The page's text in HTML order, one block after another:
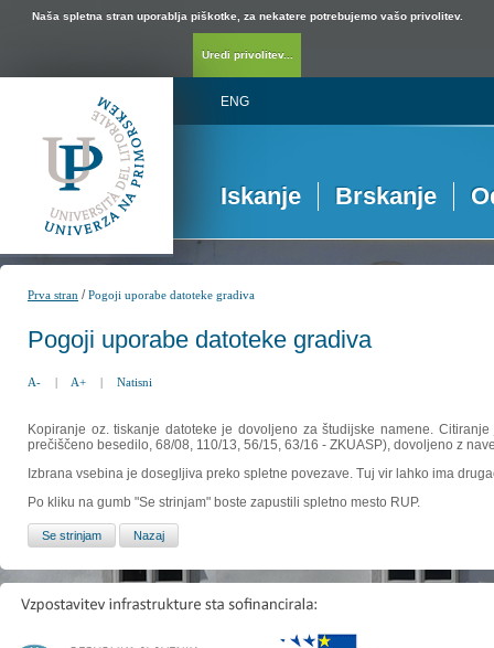
Naša spletna stran uporablja piškotke, za nekatere potrebujemo vašo privolitev.
Uredi privolitev...
ENG
Iskanje Brskanje
Prva stran /Pogoji uporabe datoteke gradiva
Pogoji uporabe datoteke gradiva
A- | A+ | Natisni
Kopiranje oz. tiskanje datoteke je dovoljeno za študijske namene.
prečiščeno besedilo, 68/08, 110/13, 56/15, 63/16 - ZKUASP), dovoljeno z
Izbrana vsebina je dosegljiva preko spletne povezave. Tuj vir lahko ima
Po kliku na gumb "Se strinjam" boste zapustili spletno mesto RUP.